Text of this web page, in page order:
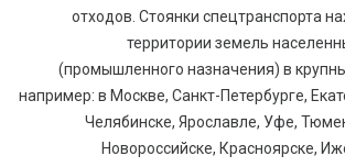
отходов. Стоянки спецтранспорта
территории земель
(промышленного назначения) в
например: в Москве, Санкт-Петербурге,
Челябинске, Ярославле, Уфе,
Новороссийске, Красноярске,